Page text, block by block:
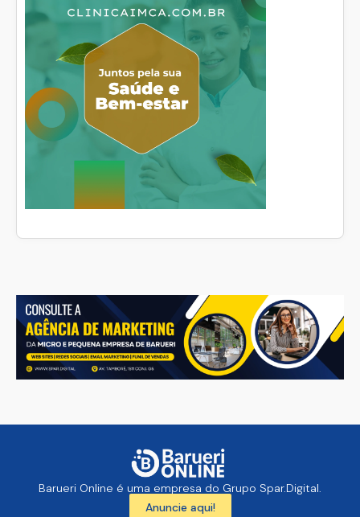
Barueri Online é uma empresa do Grupo Spar.Digital.
Anuncie aqui!